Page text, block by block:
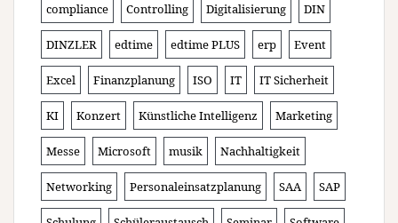
compliance Controlling Digitalisierung DIN
DINZLER edtime edtime PLUS erp Event
Excel Finanzplanung ISO IT IT Sicherheit
KI Konzert Künstliche Intelligenz Marketing
Messe Microsoft musik Nachhaltigkeit
Networking Personaleinsatzplanung SAA SAP